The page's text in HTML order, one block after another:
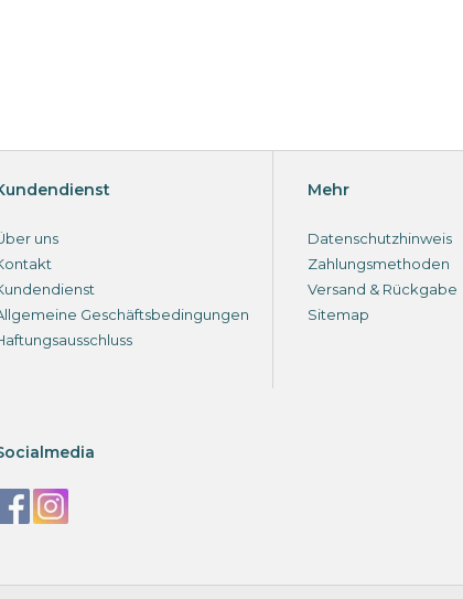
uns
Geschäftsbedingungen
Mehr
Datenschutzhinweis
Zahlungsmethoden
Versand & Rückgabe
Sitemap